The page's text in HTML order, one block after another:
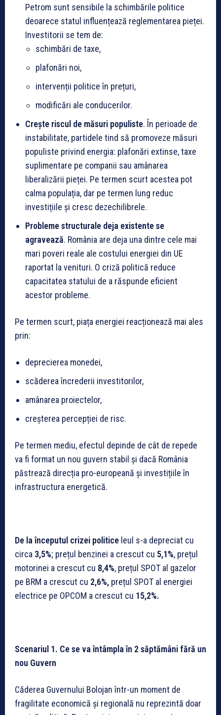
Petrom sunt sensibile la schimbările politice
deoarece statul influențează reglementarea pieței.
Investitorii se tem de:
schimbări de taxe,
plafonări noi,
intervenții politice în prețuri,
modificări ale conducerilor.
Crește riscul de măsuri populiste. În perioade de
instabilitate, partidele tind să promoveze măsuri
populiste privind energia: plafonări extinse, taxe
suplimentare pe companii sau amânarea
liberalizării pieței. Pe termen scurt acestea pot
calma populația, dar pe termen lung reduc
investițiile și cresc dezechilibrele.
Probleme structurale deja existente se
agravează. România are deja una dintre cele mai
mari poveri reale ale costului energiei din UE
raportat la venituri. O criză politică reduce
capacitatea statului de a răspunde eficient
acestor probleme.
Pe termen scurt, piața energiei reacționează mai ales
prin:
deprecierea monedei,
scăderea încrederii investitorilor,
amânarea proiectelor,
creșterea percepției de risc.
Pe termen mediu, efectul depinde de cât de repede
va fi format un nou guvern stabil și dacă România
păstrează direcția pro-europeană și investițiile în
infrastructura energetică.
De la începutul crizei politice leul s-a depreciat cu
circa 3,5%; prețul benzinei a crescut cu 5,1%, prețul
motorinei a crescut cu 8,4%, prețul SPOT al gazelor
pe BRM a crescut cu 2,6%, prețul SPOT al energiei
electrice pe OPCOM a crescut cu 15,2%.
Scenariul 1. Ce se va întâmpla în 2 săptămâni fără un
nou Guvern
Căderea Guvernului Bolojan într-un moment de
fragilitate economică și regională nu reprezintă doar